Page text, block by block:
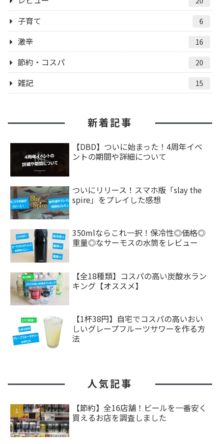
子育て 6
激辛 16
節約・コスパ 20
雑記 15
新着記事
【DBD】ついに始まった！4周年イベ
ントの期間や詳細について
ついにリリース！スマホ版「slay the
spire」をプレイした感想
350mlならこれ一択！保冷性◎価格◎
重量◎なサーモスの水筒をレビュー
【全18種類】コスパの高い炭酸水ラン
キング【オススメ】
【1杯38円】自宅でコスパの高いおい
しいグレープフルーツサワーを作る方
法
人気記事
【節約】全16店舗！ビールを一番安く
買えるお店を調査しました